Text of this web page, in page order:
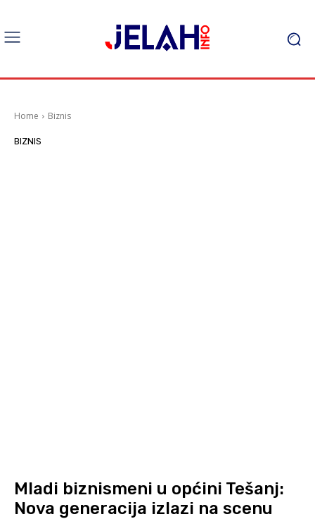
Home Biznis
BIZNIS
Mladi biznismeni u općini Tešanj:
Nova generacija izlazi na scenu